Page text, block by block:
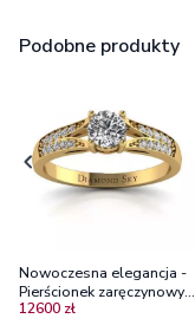
Podobne produkty
Nowoczesna elegancja -
Pierścionek zaręczynowy z
żółtego złota z brylantami
12600 zł